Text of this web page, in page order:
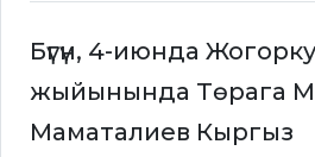
Бүгүн, 4-июнда
жыйынында Төрага
Маматалиев Кыргыз